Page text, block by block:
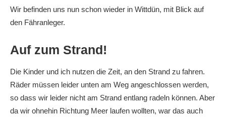
Wir befinden uns nun schon wieder in Wittdün, mit Blick auf
den Fähranleger.
Auf zum Strand!
Die Kinder und ich nutzen die Zeit, an den Strand zu fahren.
Räder müssen leider unten am Weg angeschlossen werden,
so dass wir leider nicht am Strand entlang radeln können. Aber
da wir ohnehin Richtung Meer laufen wollten, war das auch